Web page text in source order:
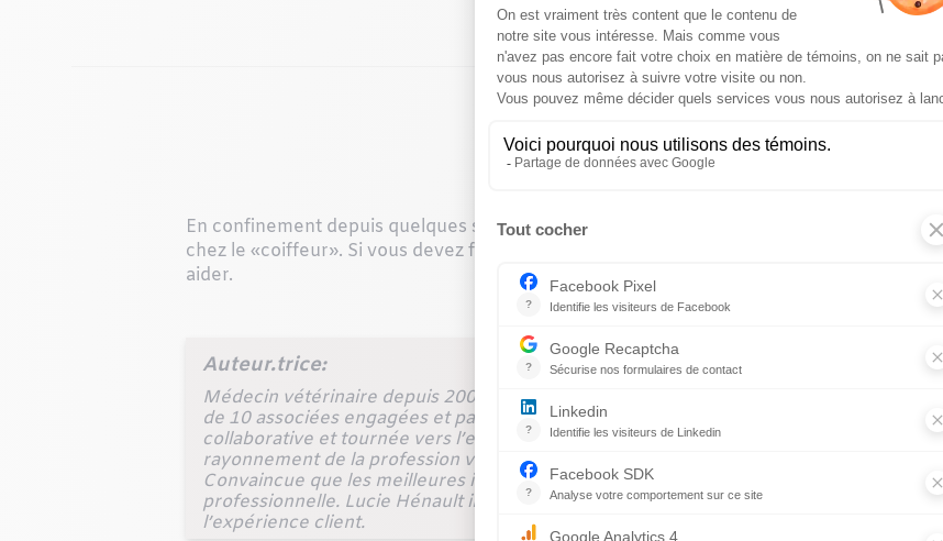
En confinement depuis quelques semaines, nos animaux de compagnie devront aussi
chez le «coiffeur». Si vous devez faire un toilettage-maison à votre poilu adoré, voici
aider.
Auteur.trice:
Médecin vétérinaire depuis 2000, Lucie Hénault est présidente et copropriétaire de
de 10 associées engagées et passionnées. Elle consacre sa carrière au
collaborative et tournée vers l’excellence. Autrice, vulgarisatrice et chroniqueuse,
rayonnement de la profession vétérinaire ainsi que dans la valorisation du travail
Convaincue que les meilleures idées naissent de la collaboration, elle place
professionnelle. Lucie Hénault intervient régulièrement sur des sujets liés à la vie
l’expérience client.